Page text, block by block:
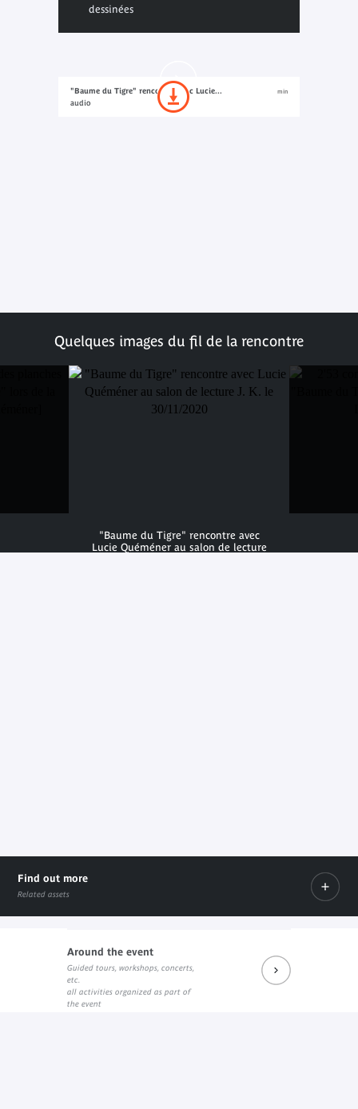
dessinées
"Baume du Tigre" rencontre avec Lucie...
audio
min
Quelques images du fil de la rencontre
"Baume du Tigre" rencontre avec
Lucie Quéméner au salon de lecture
Find out more
Related assets
"Baume du Tigre" sur le site des éditions Delcourt
External link
Around the event
Guided tours, workshops, concerts,
etc.
all activities organized as part of
the event